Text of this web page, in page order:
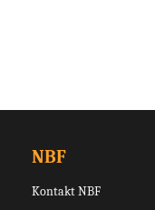
NBF
Kontakt NBF